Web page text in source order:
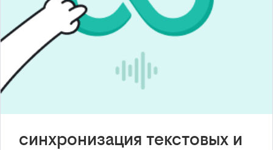
синхронизация текстовых и